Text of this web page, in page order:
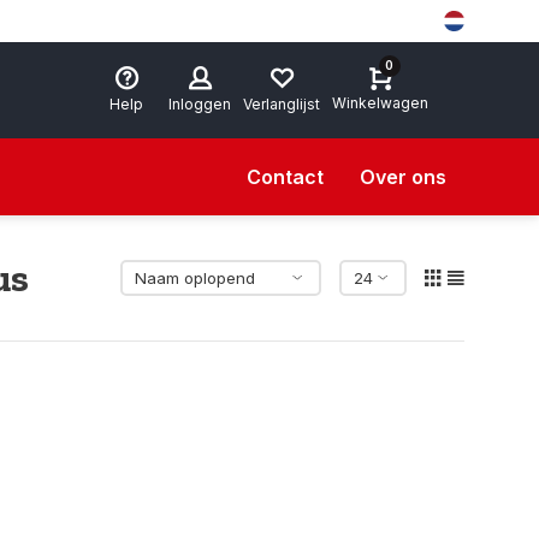
Help Inloggen Verlanglijst
0
Winkelwagen
Contact Over ons